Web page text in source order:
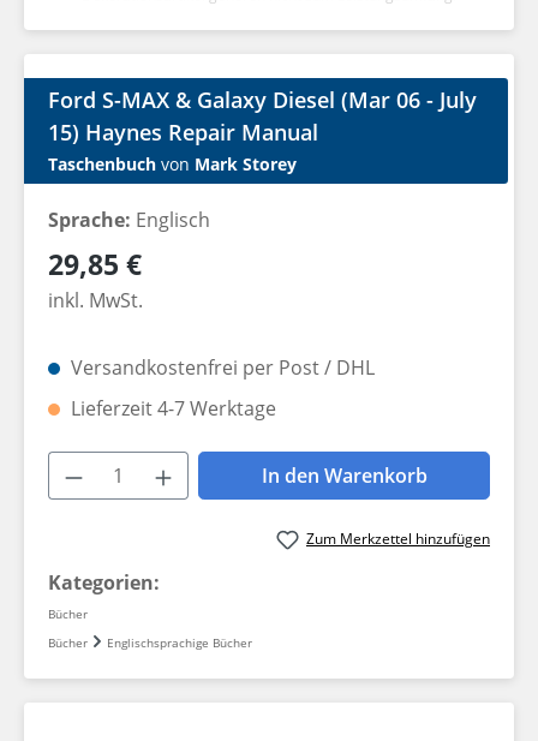
Ford S-MAX & Galaxy Diesel (Mar 06 - July
15) Haynes Repair Manual
Taschenbuch von Mark Storey
Sprache: Englisch
Regulärer Preis:
29,85 €
inkl. MwSt.
Versandkostenfrei per Post / DHL
Lieferzeit 4-7 Werktage
Produkt Anzahl: Gib den
In den Warenkorb
Zum Merkzettel hinzufügen
Kategorien:
Bücher
Bücher
Englischsprachige Bücher